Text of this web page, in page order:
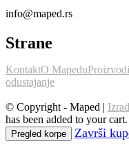
info@maped.rs
Strane
KontaktO MapeduProizvodi
odustajanje
© Copyright - Maped |
has been added to your cart.
Pregled korpe